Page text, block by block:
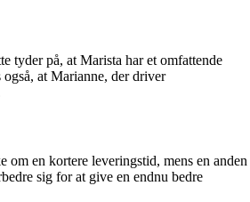
tyder på, at Marista har et omfattende
at Marianne, der driver
en kortere leveringstid, mens en anden
sig for at give en endnu bedre